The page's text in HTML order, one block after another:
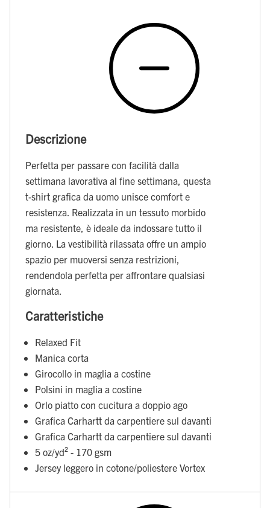
Descrizione
Perfetta per passare con facilità dalla
settimana lavorativa al fine settimana, questa
t-shirt grafica da uomo unisce comfort e
resistenza. Realizzata in un tessuto morbido
ma resistente, è ideale da indossare tutto il
giorno. La vestibilità rilassata offre un ampio
spazio per muoversi senza restrizioni,
rendendola perfetta per affrontare qualsiasi
giornata.
Caratteristiche
Relaxed Fit
Manica corta
Girocollo in maglia a costine
Polsini in maglia a costine
Orlo piatto con cucitura a doppio ago
Grafica Carhartt da carpentiere sul davanti
Grafica Carhartt da carpentiere sul davanti
5 oz/yd² - 170 gsm
Jersey leggero in cotone/poliestere Vortex